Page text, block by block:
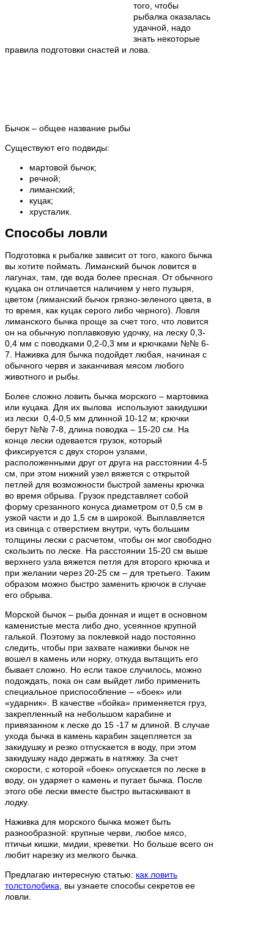
того, чтобы
рыбалка оказалась
удачной, надо
знать некоторые
правила подготовки снастей и лова.
Бычок – общее название рыбы
Существуют его подвиды:
мартовой бычок;
речной;
лиманский;
куцак;
хрусталик.
Способы ловли
Подготовка к рыбалке зависит от того, какого бычка
вы хотите поймать. Лиманский бычок ловится в
лагунах, там, где вода более пресная. От обычного
куцака он отличается наличием у него пузыря,
цветом (лиманский бычок грязно-зеленого цвета, в
то время, как куцак серого либо черного). Ловля
лиманского бычка проще за счет того, что ловится
он на обычную поплавковую удочку, на леску 0,3-
0,4 мм с поводками 0,2-0,3 мм и крючками №№ 6-
7. Наживка для бычка подойдет любая, начиная с
обычного червя и заканчивая мясом любого
животного и рыбы.
Более сложно ловить бычка морского – мартовика
или куцака. Для их вылова используют закидушки
из лески 0,4-0,5 мм длинной 10-12 м; крючки
берут №№ 7-8, длина поводка – 15-20 см. На
конце лески одевается грузок, который
фиксируется с двух сторон узлами,
расположенными друг от друга на расстоянии 4-5
см, при этом нижний узел вяжется с открытой
петлей для возможности быстрой замены крючка
во время обрыва. Грузок представляет собой
форму срезанного конуса диаметром от 0,5 см в
узкой части и до 1,5 см в широкой. Выплавляется
из свинца с отверстием внутри, чуть большим
толщины лески с расчетом, чтобы он мог свободно
скользить по леске. На расстоянии 15-20 см выше
верхнего узла вяжется петля для второго крючка и
при желании через 20-25 см – для третьего. Таким
образом можно быстро заменить крючок в случае
его обрыва.
Морской бычок – рыба донная и ищет в основном
каменистые места либо дно, усеянное крупной
галькой. Поэтому за поклевкой надо постоянно
следить, чтобы при захвате наживки бычок не
вошел в камень или норку, откуда вытащить его
бывает сложно. Но если такое случилось, можно
подождать, пока он сам выйдет либо применить
специальное приспособление – «боек» или
«ударник». В качестве «бойка» применяется груз,
закрепленный на небольшом карабине и
привязанном к леске до 15 -17 м длиной. В случае
ухода бычка в камень карабин зацепляется за
закидушку и резко отпускается в воду, при этом
закидушку надо держать в натяжку. За счет
скорости, с которой «боек» опускается по леске в
воду, он ударяет о камень и пугает бычка. После
этого обе лески вместе быстро вытаскивают в
лодку.
Наживка для морского бычка может быть
разнообразной: крупные черви, любое мясо,
птичьи кишки, мидии, креветки. Но больше всего он
любит нарезку из мелкого бычка.
Предлагаю интересную статью: как ловить
толстолобика , вы узнаете способы секретов ее
ловли.